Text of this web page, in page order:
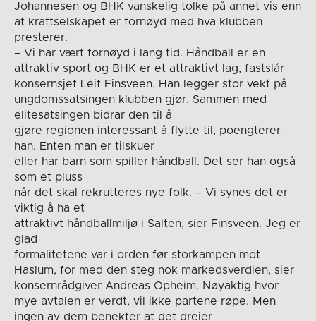
Johannesen og BHK vanskelig tolke på annet vis enn
at kraftselskapet er fornøyd med hva klubben
presterer.
– Vi har vært fornøyd i lang tid. Håndball er en
attraktiv sport og BHK er et attraktivt lag, fastslår
konsernsjef Leif Finsveen. Han legger stor vekt på
ungdomssatsingen klubben gjør. Sammen med
elitesatsingen bidrar den til å
gjøre regionen interessant å flytte til, poengterer
han. Enten man er tilskuer
eller har barn som spiller håndball. Det ser han også
som et pluss
når det skal rekrutteres nye folk. – Vi synes det er
viktig å ha et
attraktivt håndballmiljø i Salten, sier Finsveen. Jeg er
glad
formalitetene var i orden før storkampen mot
Haslum, for med den steg nok markedsverdien, sier
konsernrådgiver Andreas Opheim. Nøyaktig hvor
mye avtalen er verdt, vil ikke partene røpe. Men
ingen av dem benekter at det dreier